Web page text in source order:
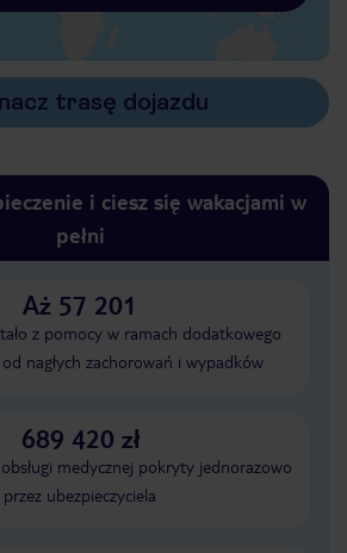
trasę dojazdu
i ciesz się wakacjami w
pełni
Aż 57 201
z pomocy w ramach dodatkowego
nagłych zachorowań i wypadków
689 420 zł
medycznej pokryty jednorazowo
przez ubezpieczyciela